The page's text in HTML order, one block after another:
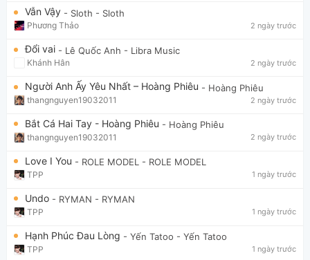
Vẫn Vậy - Sloth - Sloth
Phương Thảo 2 ngày trước
Đổi vai - Lê Quốc Anh - Libra Music
Khánh Hân 2 ngày trước
Người Anh Ấy Yêu Nhất – Hoàng Phiêu - Hoàng Phiêu
thangnguyen19032011 2 ngày trước
Bắt Cá Hai Tay - Hoàng Phiêu - Hoàng Phiêu
thangnguyen19032011 2 ngày trước
Love I You - ROLE MODEL - ROLE MODEL
TPP 1 ngày trước
Undo - RYMAN - RYMAN
TPP 1 ngày trước
Hạnh Phúc Đau Lòng - Yến Tatoo - Yến Tatoo
TPP 1 ngày trước